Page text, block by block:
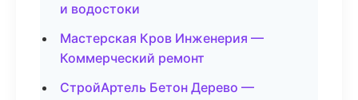
и водостоки
Мастерская Кров Инженерия —
Коммерческий ремонт
СтройАртель Бетон Дерево —